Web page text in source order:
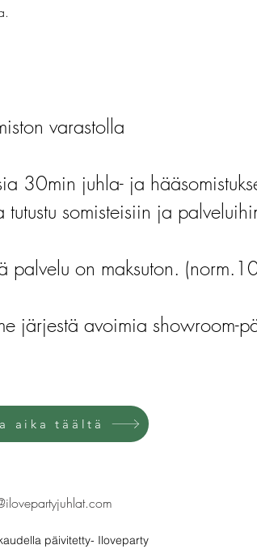
varastolla
30min juhla- ja
tutustu somisteisiin ja
palvelu on maksuton.
järjestä avoimia showroom-
aika täältä
päivitetty- Iloveparty